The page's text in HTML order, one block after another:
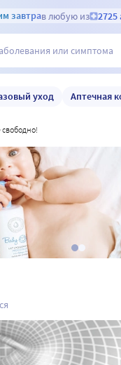
завтрав любую из 2725
уход Аптечная
свободно!